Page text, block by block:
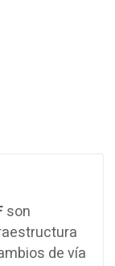
son
de vía